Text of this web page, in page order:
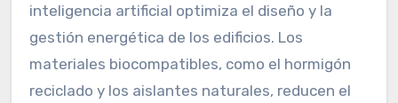
inteligencia artificial optimiza el diseño y la
gestión energética de los edificios. Los
materiales biocompatibles, como el hormigón
reciclado y los aislantes naturales, reducen el